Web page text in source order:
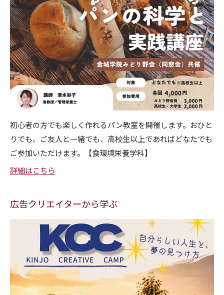
初心者の方でも楽しく作れるパン教室を開催します。おひと
りでも、ご友人と一緒でも、高校生以上であればどなたでも
ご参加いただけます。【食環境栄養学科】
詳細はこちら
広告クリエイターから学ぶ